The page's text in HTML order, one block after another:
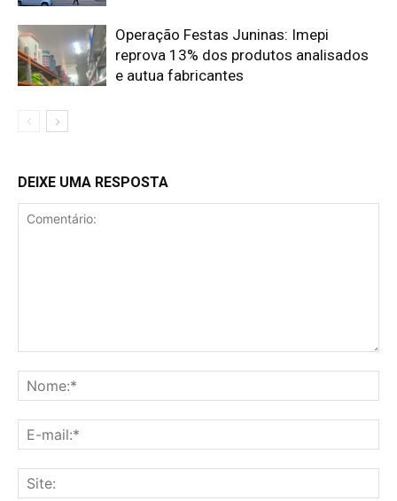
Operação Festas Juninas: Imepi
reprova 13% dos produtos analisados
e autua fabricantes
DEIXE UMA RESPOSTA